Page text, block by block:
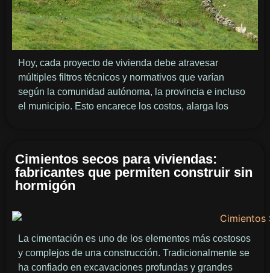
Hoy, cada proyecto de vivienda debe atravesar
múltiples filtros técnicos y normativos que varían
según la comunidad autónoma, la provincia e incluso
el municipio. Esto encarece los costos, alarga los
Cimientos secos para viviendas:
fabricantes que permiten construir sin
hormigón
La cimentación es uno de los elementos más costosos
y complejos de una construcción. Tradicionalmente se
ha confiado en excavaciones profundas y grandes